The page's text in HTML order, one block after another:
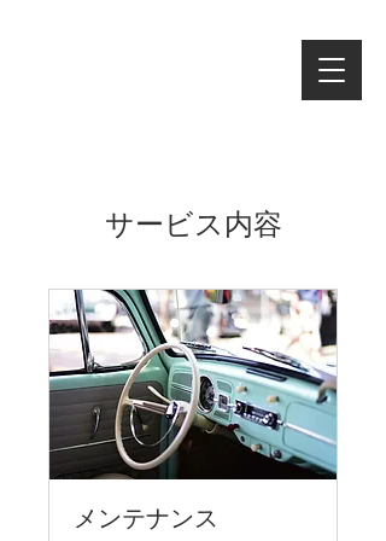
サービス内容
メンテナンス